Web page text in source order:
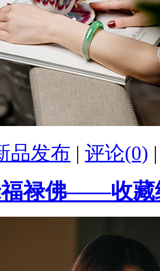
品发布 | 评论(0)
福禄佛——收藏